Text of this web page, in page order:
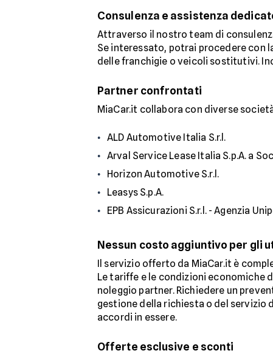
Consulenza e assistenza
Attraverso il nostro team di
Se interessato, potrai procedere con
delle franchigie o veicoli sostitutivi.
Partner confrontati
MiaCar.it collabora con diverse
ALD Automotive Italia S.r.l.
Arval Service Lease Italia S.p.A. a
Horizon Automotive S.r.l.
Leasys S.p.A.
EPB Assicurazioni S.r.l. - Agenzia
Nessun costo aggiuntivo per gli
Il servizio offerto da MiaCar.it è
Le tariffe e le condizioni economiche
noleggio partner. Richiedere un
gestione della richiesta o del
accordi in essere.
Offerte esclusive e sconti